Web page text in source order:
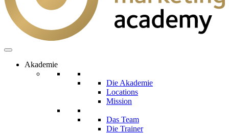
Akademie
Die Akademie
Locations
Mission
Das Team
Die Trainer